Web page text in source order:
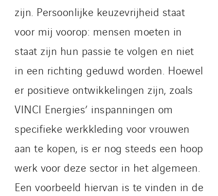
zijn. Persoonlijke keuzevrijheid staat
voor mij voorop: mensen moeten in
staat zijn hun passie te volgen en niet
in een richting geduwd worden. Hoewel
er positieve ontwikkelingen zijn, zoals
VINCI Energies’ inspanningen om
specifieke werkkleding voor vrouwen
aan te kopen, is er nog steeds een hoop
werk voor deze sector in het algemeen.
Een voorbeeld hiervan is te vinden in de